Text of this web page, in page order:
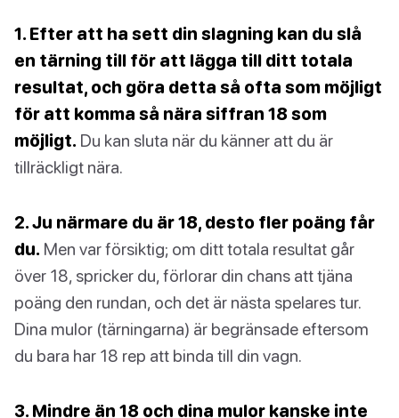
1. Efter att ha sett din slagning kan du slå
en tärning till för att lägga till ditt totala
resultat, och göra detta så ofta som möjligt
för att komma så nära siffran 18 som
möjligt. Du kan sluta när du känner att du är
tillräckligt nära.
2. Ju närmare du är 18, desto fler poäng får
du. Men var försiktig; om ditt totala resultat går
över 18, spricker du, förlorar din chans att tjäna
poäng den rundan, och det är nästa spelares tur.
Dina mulor (tärningarna) är begränsade eftersom
du bara har 18 rep att binda till din vagn.
3. Mindre än 18 och dina mulor kanske inte